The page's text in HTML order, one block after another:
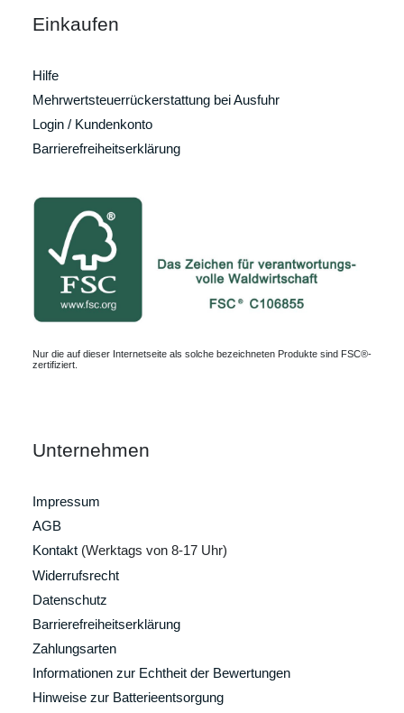
Einkaufen
Hilfe
Mehrwertsteuerrückerstattung bei Ausfuhr
Login / Kundenkonto
Barrierefreiheitserklärung
Nur die auf dieser Internetseite als solche bezeichneten Produkte sind FSC®-
zertifiziert.
Unternehmen
Impressum
AGB
Kontakt (Werktags von 8-17 Uhr)
Widerrufsrecht
Datenschutz
Barrierefreiheitserklärung
Zahlungsarten
Informationen zur Echtheit der Bewertungen
Hinweise zur Batterieentsorgung